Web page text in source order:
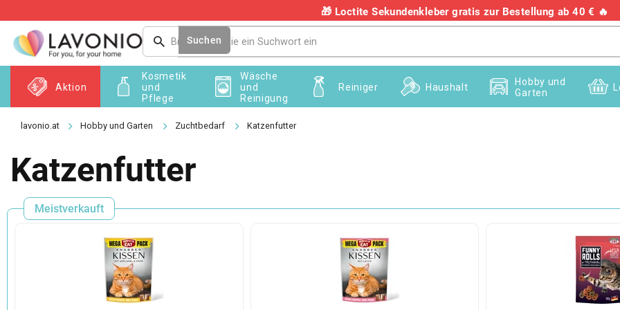
Inhalt
springen
🎁 Loctite Sekundenkleber gratis zur Bestellung ab 40 € 🔥
+436703082458
Suchen
Aktion
Kosmetik
und
Pflege
Wäsche
und
Reinigung
Reiniger Haushalt
Hobby und
Garten
Hobby und Garten Zuchtbedarf Katzenfutter
Katzenfutter
Meistverkauft